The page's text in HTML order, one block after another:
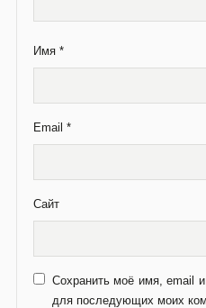
Имя *
Email *
Сайт
Сохранить моё имя, email
для последующих моих